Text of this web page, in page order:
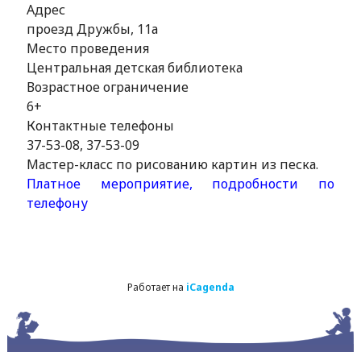
Адрес
проезд Дружбы, 11а
Место проведения
Центральная детская библиотека
Возрастное ограничение
6+
Контактные телефоны
37-53-08, 37-53-09
Мастер-класс по рисованию картин из песка.
Платное мероприятие, подробности по
телефону
Работает на iCagenda